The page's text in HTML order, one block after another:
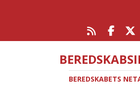
BEREDSKABETS